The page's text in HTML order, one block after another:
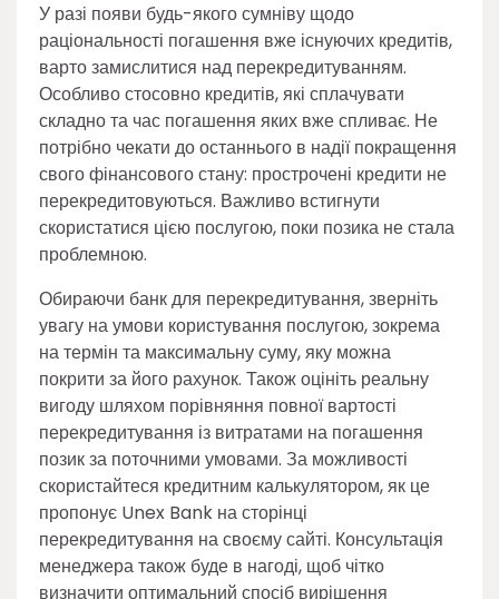
У разі появи будь-якого сумніву щодо
раціональності погашення вже існуючих кредитів,
варто замислитися над перекредитуванням.
Особливо стосовно кредитів, які сплачувати
складно та час погашення яких вже спливає. Не
потрібно чекати до останнього в надії покращення
свого фінансового стану: прострочені кредити не
перекредитовуються. Важливо встигнути
скористатися цією послугою, поки позика не стала
проблемною.
Обираючи банк для перекредитування, зверніть
увагу на умови користування послугою, зокрема
на термін та максимальну суму, яку можна
покрити за його рахунок. Також оцініть реальну
вигоду шляхом порівняння повної вартості
перекредитування із витратами на погашення
позик за поточними умовами. За можливості
скористайтеся кредитним калькулятором, як це
пропонує Unex Bank на сторінці
перекредитування на своєму сайті. Консультація
менеджера також буде в нагоді, щоб чітко
визначити оптимальний спосіб вирішення